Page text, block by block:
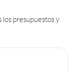
presupuestos y